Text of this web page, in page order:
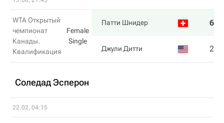
WTA Открытый
чемпионат
Канады.
Квалификация
Female
Single
Патти Шнидер 6
Джули Дитти 2
Соледад Эсперон
22.02, 04:15